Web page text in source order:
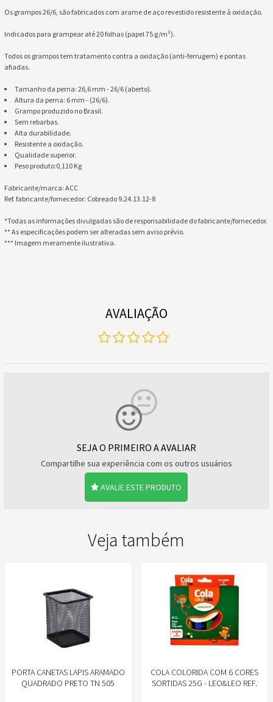
Os grampos 26/6, são fabricados com arame de aço revestido resistente à oxidação.
Indicados para grampear até 20 folhas (papel 75 g/m²).
Todos os grampos tem tratamento contra a oxidação (anti-ferrugem) e pontas
afiadas.
Tamanho da perna: 26,6 mm - 26/6 (aberto).
Altura da perna: 6 mm - (26/6).
Grampo produzido no Brasil.
Sem rebarbas.
Alta durabilidade.
Resistente a oxidação.
Qualidade superior.
​Peso produto:0,110 Kg
Fabricante/marca: ACC
Ref. fabricante/fornecedor: Cobreado 9.24.13.12-8
*Todas as informações divulgadas são de responsabilidade do fabricante/fornecedor.
** As especificações podem ser alteradas sem aviso prévio.
*** Imagem meramente ilustrativa.
AVALIAÇÃO
SEJA O PRIMEIRO A AVALIAR
Compartilhe sua experiência com os outros usuários
AVALIE ESTE PRODUTO
Veja também
PORTA CANETAS LAPIS ARAMADO
QUADRADO PRETO TN 505
COLA COLORIDA COM 6 CORES
SORTIDAS 25G - LEO&LEO REF.